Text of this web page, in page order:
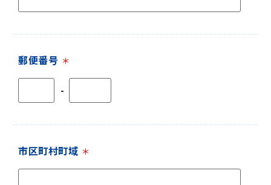
郵便番号 ＊
-
市区町村町域 ＊